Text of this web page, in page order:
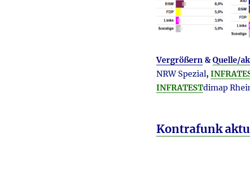
Vergrößern & Quelle/
NRW Spezial,
INFRATESTdimap
Kontrafunk